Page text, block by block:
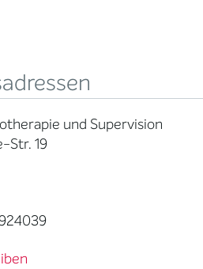
und Supervision
Str. 19